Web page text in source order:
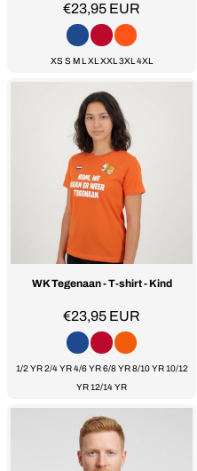
€23,95 EUR
XS S M L XL XXL 3XL 4XL
WK Tegenaan - T-shirt - Kind
€23,95 EUR
1/2 YR 2/4 YR 4/6 YR 6/8 YR 8/10 YR 10/12
YR 12/14 YR